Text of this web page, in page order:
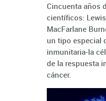
Cincuenta años
científicos:
MacFarlane
un tipo especial
inmunitaria-la
de la respuesta
cáncer.